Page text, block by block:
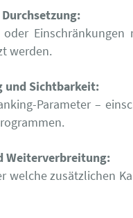
oder
werden.
und Sichtbarkeit:
Parameter –
Weiterverbreitung:
welche zusätzlichen